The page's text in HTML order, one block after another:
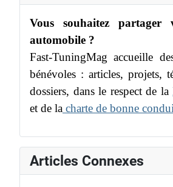
Vous souhaitez partager
automobile ?
Fast-TuningMag accueille
bénévoles : articles, projets,
dossiers, dans le respect de la
et de la charte de bonne
Articles Connexes